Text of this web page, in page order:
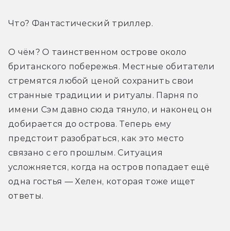
Что? Фантастический триллер.
О чём? О таинственном острове около
британского побережья. Местные обитатели
стремятся любой ценой сохранить свои
странные традиции и ритуалы. Парня по
имени Сэм давно сюда тянуло, и наконец он
добирается до острова. Теперь ему
предстоит разобраться, как это место
связано с его прошлым. Ситуация
усложняется, когда на остров попадает ещё
одна гостья — Хелен, которая тоже ищет
ответы.